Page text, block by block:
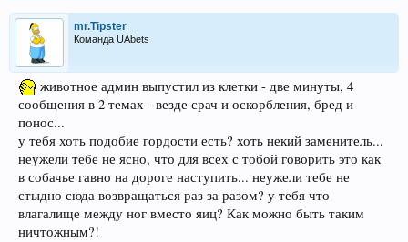
mr.Tipster
Команда UAbets
животное админ выпустил из клетки - две минуты, 4
сообщения в 2 темах - везде срач и оскорбления, бред и
понос...
у тебя хоть подобие гордости есть? хоть некий заменитель...
неужели тебе не ясно, что для всех с тобой говорить это как
в собачье гавно на дороге наступить... неужели тебе не
стыдно сюда возвращаться раз за разом? у тебя что
влагалище между ног вместо яиц? Как можно быть таким
ничтожным?!